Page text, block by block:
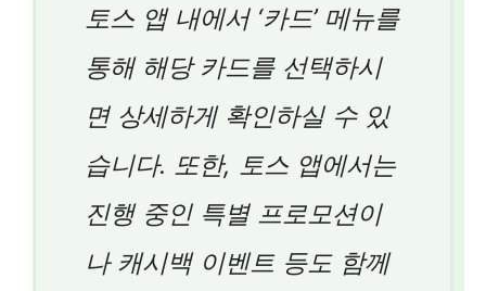
토스 앱 내에서 ‘카드’ 메뉴를
통해 해당 카드를 선택하시
면 상세하게 확인하실 수 있
습니다. 또한, 토스 앱에서는
진행 중인 특별 프로모션이
나 캐시백 이벤트 등도 함께